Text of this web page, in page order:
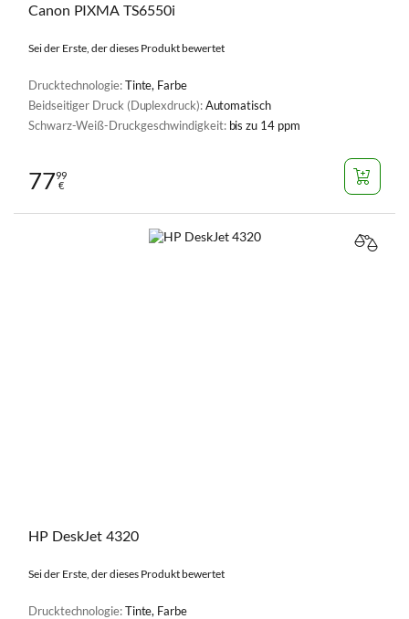
Canon PIXMA TS6550i
Sei der Erste, der dieses Produkt bewertet
Drucktechnologie:Tinte, Farbe
Beidseitiger Druck (Duplexdruck):Automatisch
Schwarz-Weiß-Druckgeschwindigkeit: bis zu 14 ppm
7799
€
HP DeskJet 4320
Sei der Erste, der dieses Produkt bewertet
Drucktechnologie:Tinte, Farbe